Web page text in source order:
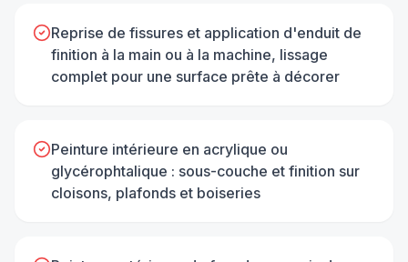
Reprise de fissures et application d'enduit de
finition à la main ou à la machine, lissage
complet pour une surface prête à décorer
Peinture intérieure en acrylique ou
glycérophtalique : sous-couche et finition sur
cloisons, plafonds et boiseries